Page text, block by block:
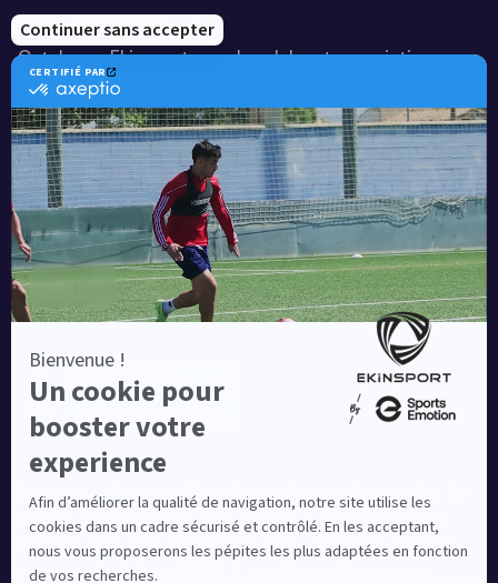
Notre savoir-faire
Catalogue Ekinsport pour les clubs et associations
Catalogue running Ekinsport
Blog
Une société de :
Equipementier sportif leader en France depuis plus de
10 ans, Ekinsport a été distingué par la rédaction de
Capital dans son classement des « Meilleurs sites de
commerce en ligne 2024 », catégorie Sportswear.